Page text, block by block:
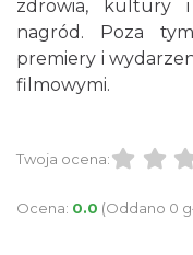
zdrowia, kultury i
nagród. Poza
premiery i
filmowymi.
Twoja ocena:
Ocena: 0.0 (Oddano 0